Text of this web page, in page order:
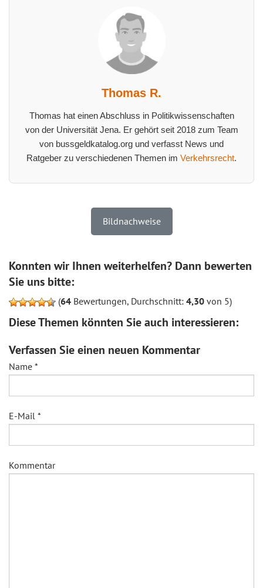
Thomas R.
Thomas hat einen Abschluss in Politikwissenschaften
von der Universität Jena. Er gehört seit 2018 zum Team
von bussgeldkatalog.org und verfasst News und
Ratgeber zu verschiedenen Themen im Verkehrsrecht.
Bildnachweise
Konnten wir Ihnen weiterhelfen? Dann bewerten
Sie uns bitte:
(64 Bewertungen, Durchschnitt: 4,30 von 5)
Diese Themen könnten Sie auch interessieren:
Verfassen Sie einen neuen Kommentar
Name *
E-Mail *
Kommentar